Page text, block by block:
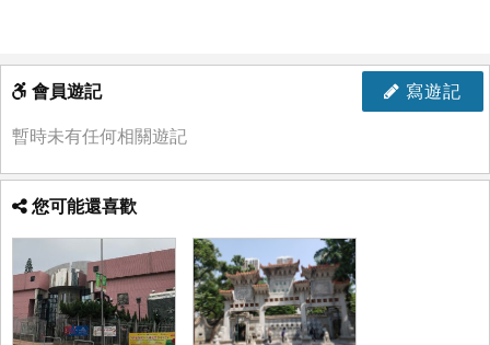
寫遊記
會員遊記
暫時未有任何相關遊記
您可能還喜歡